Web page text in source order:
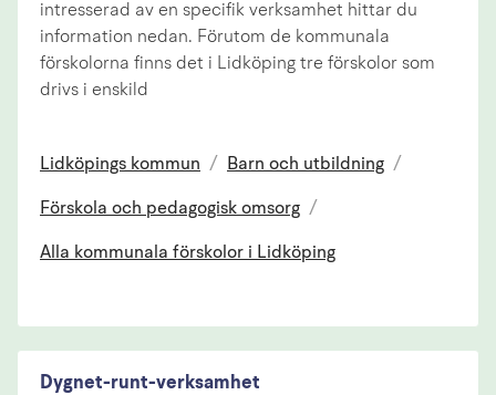
intresserad av en specifik verksamhet hittar du
information nedan. Förutom de kommunala
förskolorna finns det i Lidköping tre förskolor som
drivs i enskild
Lidköpings kommun / Barn och utbildning /
Förskola och pedagogisk omsorg /
Alla kommunala förskolor i Lidköping
Dygnet-runt-verksamhet